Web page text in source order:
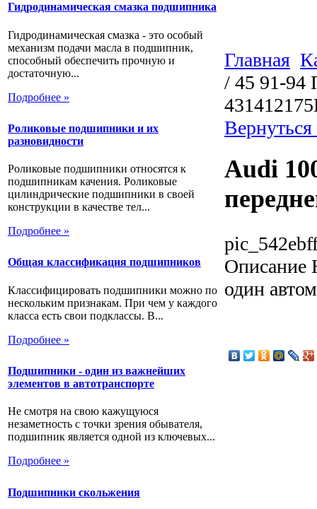
Гидродинамическая смазка подшипника
Гидродинамическая смазка - это особый
механизм подачи масла в подшипник,
способный обеспечить прочную и
достаточную...
Подробнее »
Роликовые подшипники и их
разновидности
Роликовые подшипники относятся к
подшипникам качения. Роликовые
цилиндрические подшипники в своей
конструкции в качестве тел...
Подробнее »
Общая классификация подшипников
Классифицировать подшипники можно по
нескольким признакам. При чем у каждого
класса есть свои подклассы. В...
Подробнее »
Подшипники - один из важнейших
элементов в автотранспорте
Не смотря на свою кажущуюся
незаметность с точки зрения обывателя,
подшипник является одной из ключевых...
Подробнее »
Подшипники скольжения
Главная
/ 45 91-94
Audi
Описание
один